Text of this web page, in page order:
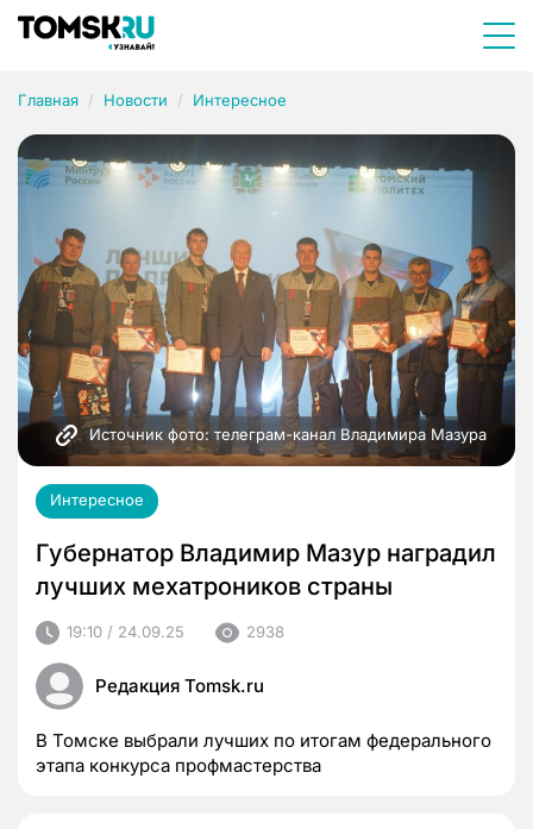
Главная Новости Интересное
Источник фото: телеграм-канал Владимира Мазура
Интересное
Губернатор Владимир Мазур наградил
лучших мехатроников страны
19:10 / 24.09.25 2938
Редакция Tomsk.ru
В Томске выбрали лучших по итогам федерального
этапа конкурса профмастерства